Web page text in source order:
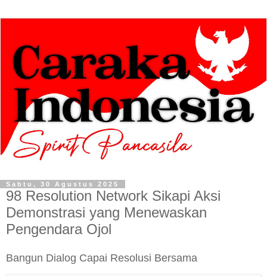
Sabtu, 30 Agustus 2025
98 Resolution Network Sikapi Aksi
Demonstrasi yang Menewaskan
Pengendara Ojol
Bangun Dialog Capai Resolusi Bersama